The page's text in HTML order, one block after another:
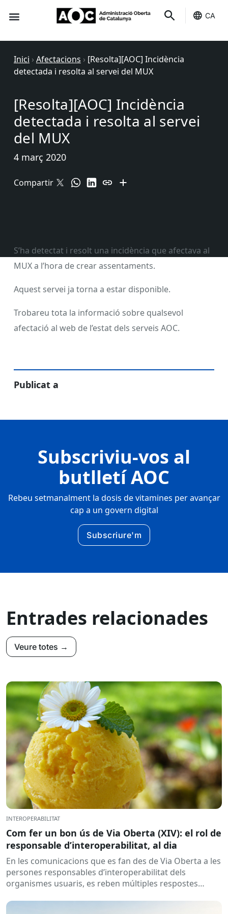
CA
Inici › Afectacions › [Resolta][AOC] Incidència
detectada i resolta al servei del MUX
[Resolta][AOC] Incidència
detectada i resolta al servei
del MUX
4 març 2020
Compartir
S’ha detectat i resolt una incidència que afectava al
MUX a l’hora de crear assentaments.
Aquest servei ja torna a estar disponible.
Trobareu tota la informació sobre qualsevol
afectació al web de l’estat dels serveis AOC.
Publicat a
Subscriviu-vos al
butlletí AOC
Rebeu setmanalment la dosis de vitamines per avançar
cap a un govern digital
Subscriure'm
Entrades relacionades
Veure totes →
INTEROPERABILITAT
Com fer un bon ús de Via Oberta (XIV): el rol de
responsable d’interoperabilitat, al dia
En les comunicacions que es fan des de Via Oberta a les
persones responsables d’interoperabilitat dels
organismes usuaris, es reben múltiples respostes